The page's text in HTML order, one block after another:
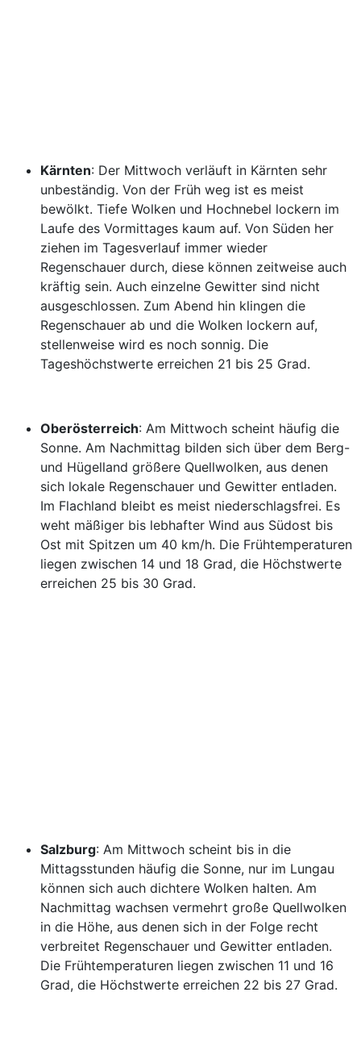
Kärnten: Der Mittwoch verläuft in Kärnten sehr
unbeständig. Von der Früh weg ist es meist
bewölkt. Tiefe Wolken und Hochnebel lockern im
Laufe des Vormittages kaum auf. Von Süden her
ziehen im Tagesverlauf immer wieder
Regenschauer durch, diese können zeitweise auch
kräftig sein. Auch einzelne Gewitter sind nicht
ausgeschlossen. Zum Abend hin klingen die
Regenschauer ab und die Wolken lockern auf,
stellenweise wird es noch sonnig. Die
Tageshöchstwerte erreichen 21 bis 25 Grad.
Oberösterreich: Am Mittwoch scheint häufig die
Sonne. Am Nachmittag bilden sich über dem Berg-
und Hügelland größere Quellwolken, aus denen
sich lokale Regenschauer und Gewitter entladen.
Im Flachland bleibt es meist niederschlagsfrei. Es
weht mäßiger bis lebhafter Wind aus Südost bis
Ost mit Spitzen um 40 km/h. Die Frühtemperaturen
liegen zwischen 14 und 18 Grad, die Höchstwerte
erreichen 25 bis 30 Grad.
Salzburg: Am Mittwoch scheint bis in die
Mittagsstunden häufig die Sonne, nur im Lungau
können sich auch dichtere Wolken halten. Am
Nachmittag wachsen vermehrt große Quellwolken
in die Höhe, aus denen sich in der Folge recht
verbreitet Regenschauer und Gewitter entladen.
Die Frühtemperaturen liegen zwischen 11 und 16
Grad, die Höchstwerte erreichen 22 bis 27 Grad.